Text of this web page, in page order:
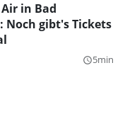
in Bad
Noch gibt's Tickets
query_builder5min